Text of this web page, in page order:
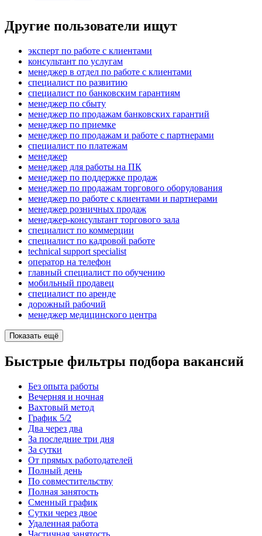
Другие пользователи ищут
эксперт по работе с клиентами
консультант по услугам
менеджер в отдел по работе с клиентами
специалист по развитию
специалист по банковским гарантиям
менеджер по сбыту
менеджер по продажам банковских гарантий
менеджер по приемке
менеджер по продажам и работе с партнерами
специалист по платежам
менеджер
менеджер для работы на ПК
менеджер по поддержке продаж
менеджер по продажам торгового оборудования
менеджер по работе с клиентами и партнерами
менеджер розничных продаж
менеджер-консультант торгового зала
специалист по коммерции
специалист по кадровой работе
technical support specialist
опeрaтoр нa тeлeфoн
главный специалист по обучению
мобильный продавец
специалист по аренде
дорожный рабочий
менеджер медицинского центра
Показать ещё
Быстрые фильтры подбора вакансий
Без опыта работы
Вечерняя и ночная
Вахтовый метод
График 5/2
Два через два
За последние три дня
За сутки
От прямых работодателей
Полный день
По совместительству
Полная занятость
Сменный график
Сутки через двое
Удаленная работа
Частичная занятость